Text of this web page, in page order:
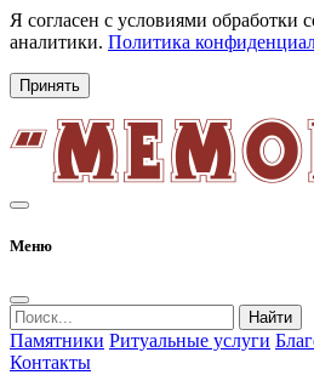
Я согласен с условиями обработки
аналитики. Политика
Принять
Меню
Найти
Памятники Ритуальные услуги
Контакты